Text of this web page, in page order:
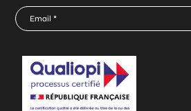
E-
mail
*